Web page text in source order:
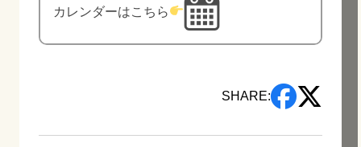
カレンダーはこちら
SHARE: